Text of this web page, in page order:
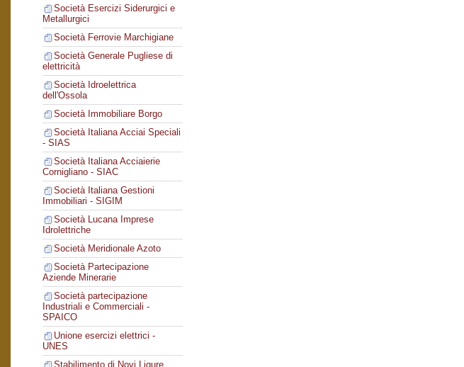
Società Esercizi Siderurgici e
Metallurgici
Società Ferrovie Marchigiane
Società Generale Pugliese di
elettricità
Società Idroelettrica
dell'Ossola
Società Immobiliare Borgo
Società Italiana Acciai Speciali
- SIAS
Società Italiana Acciaierie
Cornigliano - SIAC
Società Italiana Gestioni
Immobiliari - SIGIM
Società Lucana Imprese
Idrolettriche
Società Meridionale Azoto
Società Partecipazione
Aziende Minerarie
Società partecipazione
Industriali e Commerciali -
SPAICO
Unione esercizi elettrici -
UNES
Stabilimento di Novi Ligure